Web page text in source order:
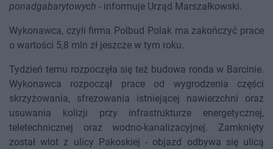
ponadgabarytowych - informuje Urząd Marszałkowski.
Wykonawca, czyli firma Polbud Polak ma zakończyć prace
o wartości 5,8 mln zł jeszcze w tym roku.
Tydzień temu rozpoczęła się też budowa ronda w Barcinie.
Wykonawca rozpoczął prace od wygrodzenia części
skrzyżowania, sfrezowania istniejącej nawierzchni oraz
usuwania kolizji przy infrastrukturze energetycznej,
teletechnicznej oraz wodno-kanalizacyjnej. Zamknięty
został wlot z ulicy Pakoskiej - objazd odbywa się ulicą